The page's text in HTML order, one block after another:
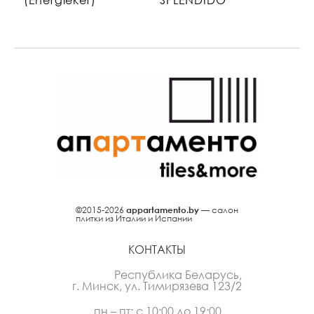
©2015-2026 appartamento.by — салон
плитки из Италии и Испании
КОНТАКТЫ
Республика Беларусь,
г. Минск, ул. Тимирязева 123/2
пн – пт: с 10:00 до 19:00